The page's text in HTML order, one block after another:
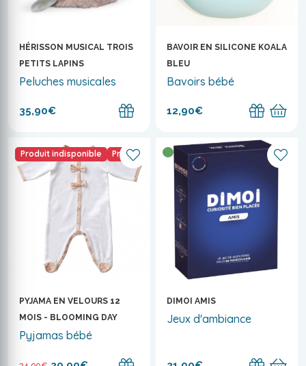
HÉRISSON MUSICAL TROIS
PETITS LAPINS
Peluches musicales
35,90€
BAVOIR EN SILICONE KOALA
BLEU
Bavoirs bébé
12,90€
Produit indisponible Promo
PYJAMA EN VELOURS 12
MOIS - BLOOMING DAY
Pyjamas bébé
DIMOI AMIS
Jeux d'ambiance